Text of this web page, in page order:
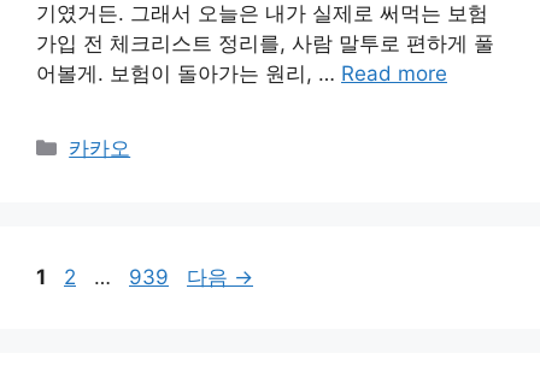
기였거든. 그래서 오늘은 내가 실제로 써먹는 보험
가입 전 체크리스트 정리를, 사람 말투로 편하게 풀
어볼게. 보험이 돌아가는 원리, … Read more
카
카카오
페
1
페
2 …
페
939 다음 →